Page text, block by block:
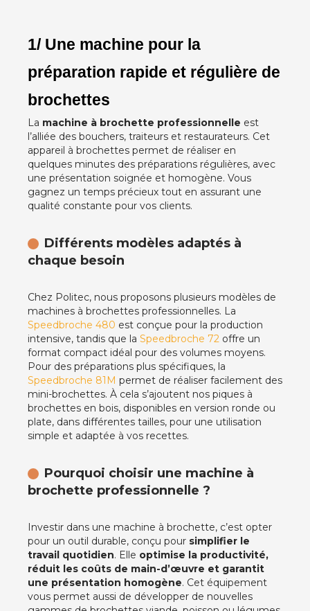
1/ Une machine pour la
préparation rapide et régulière de
brochettes
La machine à brochette professionnelle est
l’alliée des bouchers, traiteurs et restaurateurs. Cet
appareil à brochettes permet de réaliser en
quelques minutes des préparations régulières, avec
une présentation soignée et homogène. Vous
gagnez un temps précieux tout en assurant une
qualité constante pour vos clients.
Différents modèles adaptés à
chaque besoin
Chez Politec, nous proposons plusieurs modèles de
machines à brochettes professionnelles. La
Speedbroche 480 est conçue pour la production
intensive, tandis que la Speedbroche 72 offre un
format compact idéal pour des volumes moyens.
Pour des préparations plus spécifiques, la
Speedbroche 81M permet de réaliser facilement des
mini-brochettes. À cela s’ajoutent nos piques à
brochettes en bois, disponibles en version ronde ou
plate, dans différentes tailles, pour une utilisation
simple et adaptée à vos recettes.
Pourquoi choisir une machine à
brochette professionnelle ?
Investir dans une machine à brochette, c’est opter
pour un outil durable, conçu pour simplifier le
travail quotidien. Elle optimise la productivité,
réduit les coûts de main-d’œuvre et garantit
une présentation homogène. Cet équipement
vous permet aussi de développer de nouvelles